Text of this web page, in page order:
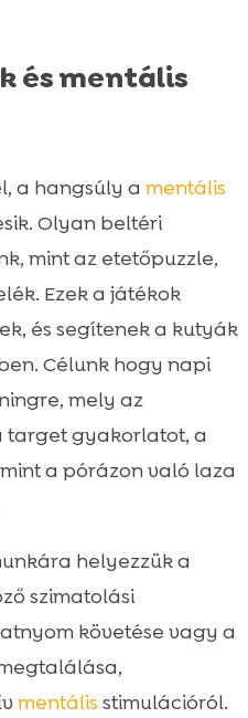
és mentális
a hangsúly a mentális
Olyan beltéri
mint az etetőpuzzle,
Ezek a játékok
és segítenek a kutyák
Célunk hogy napi
mely az
target gyakorlatot, a
a pórázon való laza
helyezzük a
szimatolási
követése vagy a
mentális stimulációról.